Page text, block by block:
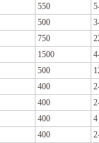
550
500
750
1500
500
400
400
400
4
400